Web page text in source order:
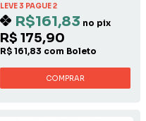
LEVE 3 PAGUE 2
R$161,83 no pix
R$ 175,90
R$ 161,83 com Boleto
COMPRAR